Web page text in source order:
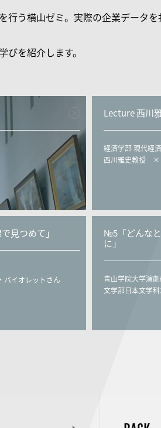
う横山ゼミ。実際の企業データを
を紹介します。
Lecture 西川
経済学部 現代経
西川雅史教授 ×
見つめて」
イオレットさん
№5「どんな
に」
青山学院大学演
文学部日本文学